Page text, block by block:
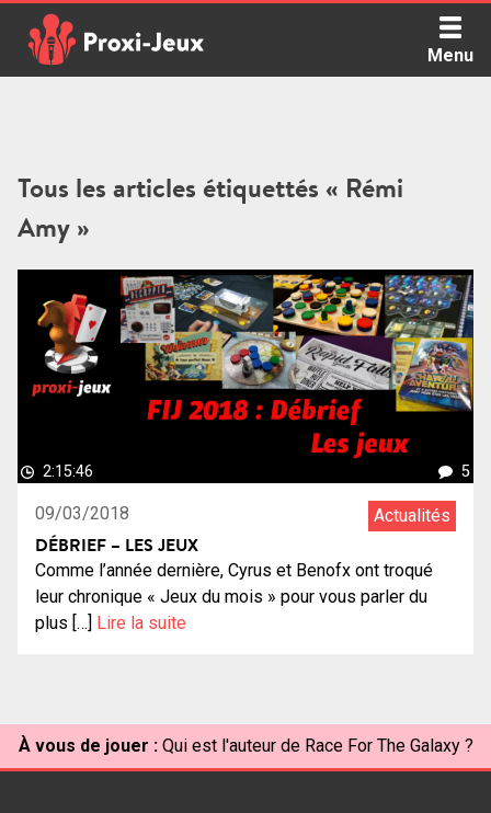
content
Menu
Tous les articles étiquettés « Rémi
Amy »
2:15:46 5
09/03/2018 Actualités
DÉBRIEF – LES JEUX
Comme l’année dernière, Cyrus et Benofx ont troqué
leur chronique « Jeux du mois » pour vous parler du
plus […] Lire la suite
À vous de jouer : Qui est l'auteur de Race For The Galaxy ?